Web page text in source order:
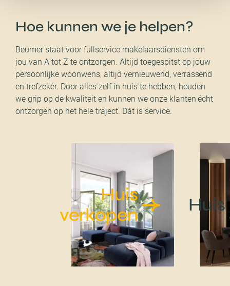
Hoe kunnen we je helpen?
Beumer staat voor fullservice makelaarsdiensten om
jou van A tot Z te ontzorgen. Altijd toegespitst op jouw
persoonlijke woonwens, altijd vernieuwend, verrassend
en trefzeker. Door alles zelf in huis te hebben, houden
we grip op de kwaliteit en kunnen we onze klanten écht
ontzorgen op het hele traject. Dát is service.
Huis
verkopen